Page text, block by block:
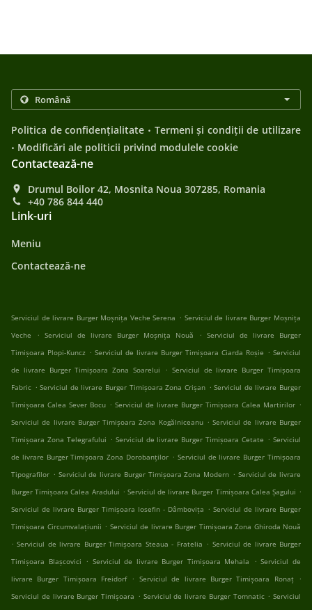
Politica de confidențialitate . Termeni și condiții de utilizare
. Modificări ale politicii privind modulele cookie
Contactează-ne
Drumul Boilor 42, Mosnita Noua 307285, Romania
+40 786 844 440
Link-uri
Meniu
Contactează-ne
Serviciul de livrare Burger Moșnița Veche Serena . Serviciul de livrare Burger Moșnița
Veche
. Serviciul de livrare Burger Moșnița Nouă . Serviciul de livrare Burger
Timișoara Plopi-Kuncz . Serviciul de livrare Burger Timișoara Ciarda Roșie . Serviciul
de livrare Burger Timișoara Zona Soarelui
. Serviciul de livrare Burger Timișoara
Fabric . Serviciul de livrare Burger Timișoara Zona Crișan . Serviciul de livrare Burger
Timișoara Calea Sever Bocu . Serviciul de livrare Burger Timișoara Calea Martirilor .
Serviciul de livrare Burger Timișoara Zona Kogălniceanu . Serviciul de livrare Burger
Timișoara Zona Telegrafului . Serviciul de livrare Burger Timișoara Cetate . Serviciul
de livrare Burger Timișoara Zona Dorobanților . Serviciul de livrare Burger Timișoara
Tipografilor . Serviciul de livrare Burger Timișoara Zona Modern . Serviciul de livrare
Burger Timișoara Calea Aradului . Serviciul de livrare Burger Timișoara Calea Șagului .
Serviciul de livrare Burger Timișoara Iosefin - Dâmbovița . Serviciul de livrare Burger
Timișoara Circumvalațiunii . Serviciul de livrare Burger Timișoara Zona Ghiroda Nouă
. Serviciul de livrare Burger Timișoara Steaua - Fratelia . Serviciul de livrare Burger
Timișoara Blașcovici . Serviciul de livrare Burger Timișoara Mehala . Serviciul de
livrare Burger Timișoara Freidorf . Serviciul de livrare Burger Timișoara Ronaț .
Serviciul de livrare Burger Timișoara . Serviciul de livrare Burger Tomnatic . Serviciul